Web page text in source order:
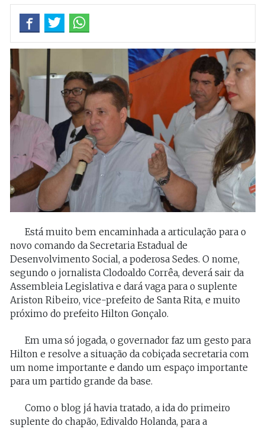
Está muito bem encaminhada a articulação para o
novo comando da Secretaria Estadual de
Desenvolvimento Social, a poderosa Sedes. O nome,
segundo o jornalista Clodoaldo Corrêa, deverá sair da
Assembleia Legislativa e dará vaga para o suplente
Ariston Ribeiro, vice-prefeito de Santa Rita, e muito
próximo do prefeito Hilton Gonçalo.
Em uma só jogada, o governador faz um gesto para
Hilton e resolve a situação da cobiçada secretaria com
um nome importante e dando um espaço importante
para um partido grande da base.
Como o blog já havia tratado, a ida do primeiro
suplente do chapão, Edivaldo Holanda, para a